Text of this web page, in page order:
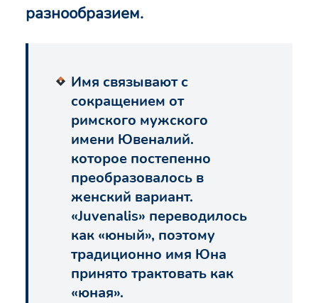
разнообразием.
Имя связывают с
сокращением от
римского мужского
имени Ювеналий.
которое постепенно
преобразовалось в
женский вариант.
«Juvenalis» переводилось
как «юный», поэтому
традиционно имя Юна
принято трактовать как
«юная».